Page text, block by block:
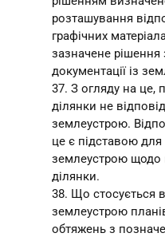
розташування
графічних
зазначене
документації із
37. З огляду на це,
ділянки не
землеустрою.
це є підставою
землеустрою щодо
ділянки.
38. Що стосується
землеустрою
обтяжень з